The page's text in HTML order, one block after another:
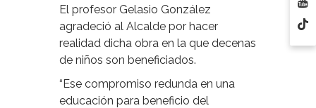
El profesor Gelasio González
agradeció al Alcalde por hacer
realidad dicha obra en la que decenas
de niños son beneficiados.
“Ese compromiso redunda en una
educación para beneficio del